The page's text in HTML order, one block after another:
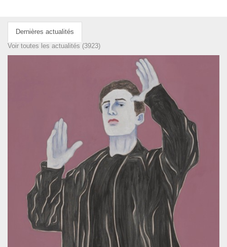
Dernières actualités
Voir toutes les actualités (3923)